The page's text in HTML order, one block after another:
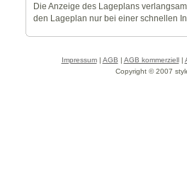
Die Anzeige des Lageplans
den Lageplan nur bei einer schnellen
Impressum| AGB | AGB kommerziell|
Copyright © 2007